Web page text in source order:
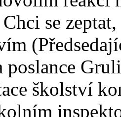
se
poslance
školství